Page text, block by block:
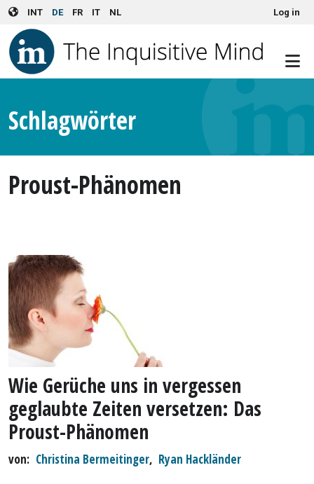
Skip to main content
INT DE FR IT NL User account menuLog in
Schlagwörter
Proust-Phänomen
Wie Gerüche uns in vergessen
geglaubte Zeiten versetzen: Das
Proust-Phänomen
von Christina Bermeitinger, Ryan Hackländer